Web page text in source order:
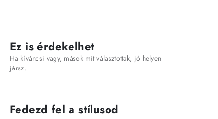
Ez is érdekelhet
Ha kíváncsi vagy, mások mit választottak, jó helyen
jársz.
Fedezd fel a stílusod